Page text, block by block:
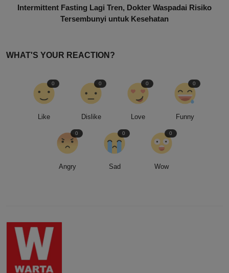
Intermittent Fasting Lagi Tren, Dokter Waspadai Risiko
Tersembunyi untuk Kesehatan
WHAT'S YOUR REACTION?
Like
0
Dislike
0
Love
0
Funny
0
Angry
0
Sad
0
Wow
0